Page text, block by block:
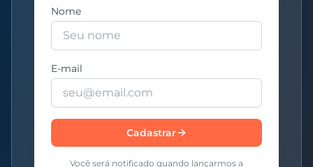
Nome
E-mail
Cadastrar
Você será notificado quando lançarmos a